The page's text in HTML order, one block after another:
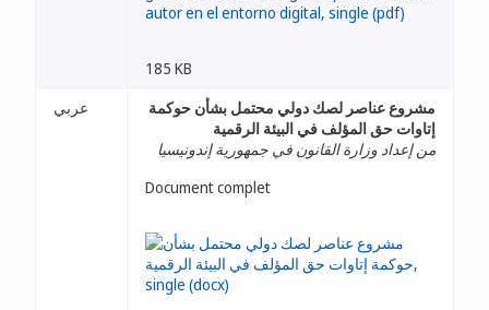
185 KB
عربي
مشروع عناصر لصك دولي محتمل بشأن حوكمة
إتاوات حق المؤلف في البيئة الرقمية
من إعداد وزارة القانون في جمهورية إندونيسيا
Document complet